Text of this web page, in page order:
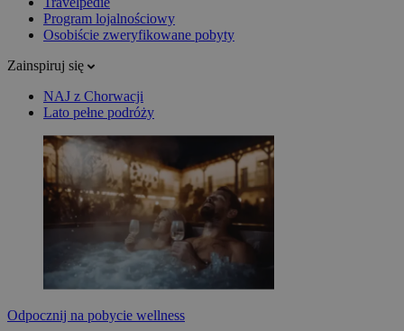
Program lojalnościowy
Osobiście zweryfikowane pobyty
Zainspiruj się
NAJ z Chorwacji
Lato pełne podróży
Odpocznij na pobycie wellness